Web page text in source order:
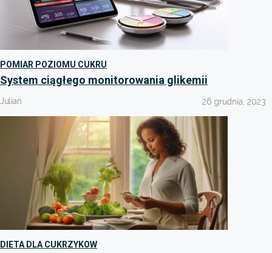
POMIAR POZIOMU CUKRU
System ciągłego monitorowania glikemii
Julian 26 grudnia, 2023
DIETA DLA CUKRZYKOW